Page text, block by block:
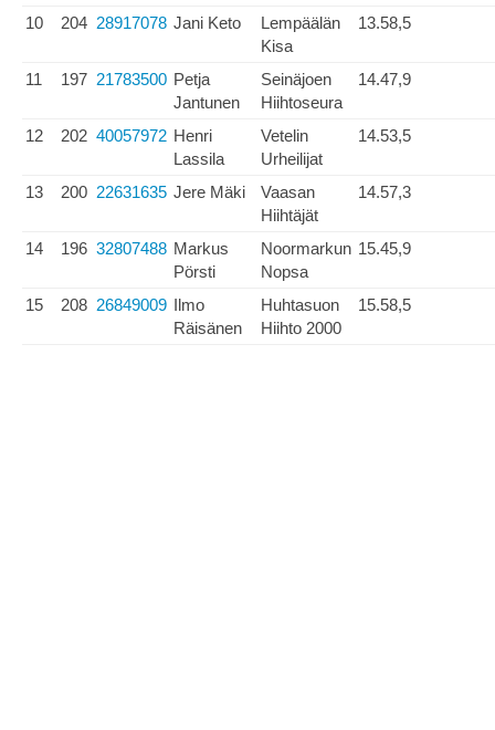
10 204 28917078 Jani Keto
Lempäälän
Kisa
13.58,5
11 197 21783500 Petja
Jantunen
Seinäjoen
Hiihtoseura
14.47,9
12 202 40057972 Henri
Lassila
Vetelin
Urheilijat
14.53,5
13 200 22631635 Jere Mäki
Vaasan
Hiihtäjät
14.57,3
14 196 32807488 Markus
Pörsti
Noormarkun
Nopsa
15.45,9
15 208 26849009 Ilmo
Räisänen
Huhtasuon
Hiihto 2000
15.58,5